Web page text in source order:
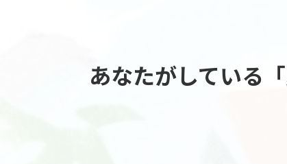
あなたがしている